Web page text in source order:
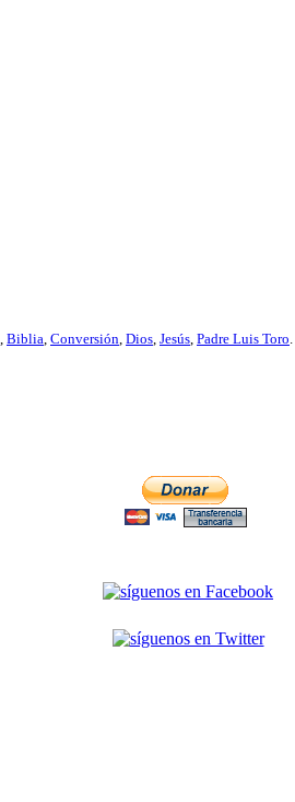
Biblia Conversión Dios Jesús Padre Luis Toro